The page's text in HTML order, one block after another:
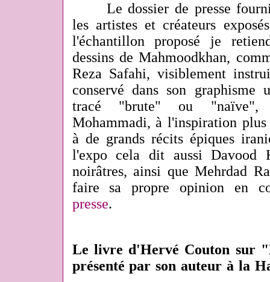
Le dossier de presse fourni
les artistes et créateurs
l'échantillon proposé je
dessins de Mahmoodkhan,
Reza Safahi, visiblement
conservé dans son graphisme
tracé "brute" ou "naïve",
Mohammadi, à l'inspiration plus
à de grands récits épiques
l'expo cela dit aussi Davood
noirâtres, ainsi que Mehrdad
faire sa propre opinion en
presse.
Le livre d'Hervé Couton sur
présenté par son auteur à la